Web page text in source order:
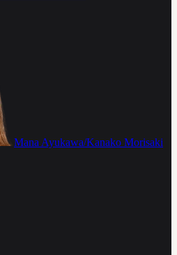
Mana Ayukawa/Kanako Morisaki